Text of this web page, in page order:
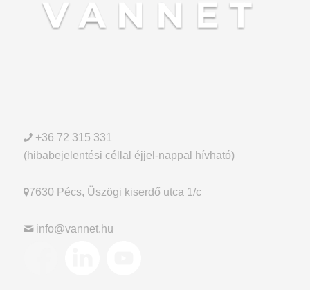
+36 72 315 331
(hibabejelentési céllal éjjel-nappal hívható)
7630 Pécs, Üszögi kiserdő utca 1/c
info@vannet.hu